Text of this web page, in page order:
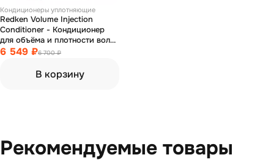
Кондиционеры уплотняющие
Redken Volume Injection
Conditioner - Кондиционер
для объёма и плотности волос
1000 мл
6 549 ₽6 700 ₽
В корзину
Рекомендуемые товары